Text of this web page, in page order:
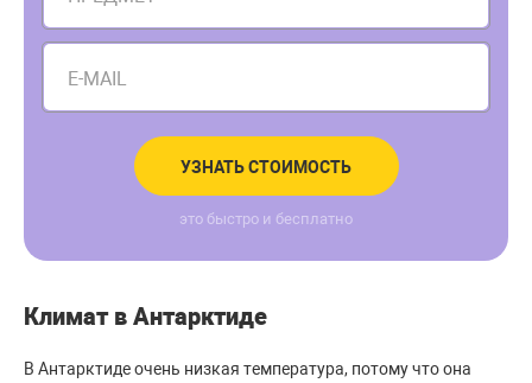
E-MAIL
УЗНАТЬ СТОИМОСТЬ
это быстро и бесплатно
Климат в Антарктиде
В Антарктиде очень низкая температура, потому что она